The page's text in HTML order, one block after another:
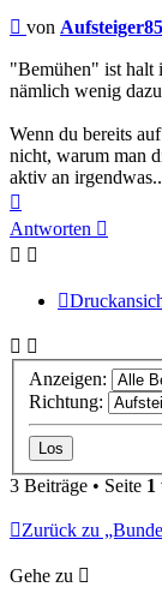
Beitrag
von Aufsteiger85
"Bemühen" ist halt
nämlich wenig
Wenn du bereits
nicht, warum man
aktiv an
oben
Antworten
Anzeigen:
Richtung:
3 Beiträge • Seite 1
Zurück zu
Gehe zu